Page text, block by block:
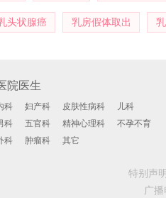
头状腺癌 乳房假体取出
院医生
科 妇产科 皮肤性病科
儿科
科
五官科 精神心理科
不孕不育
科
肿瘤科 其它
特别声
广